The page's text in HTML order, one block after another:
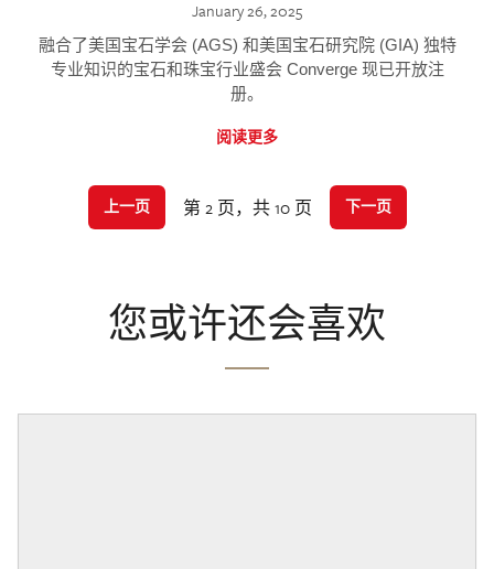
January 26, 2025
融合了美国宝石学会 (AGS) 和美国宝石研究院 (GIA) 独特
专业知识的宝石和珠宝行业盛会 Converge 现已开放注
册。
阅读更多
上一页 第 2 页，共 10 页 下一页
您或许还会喜欢